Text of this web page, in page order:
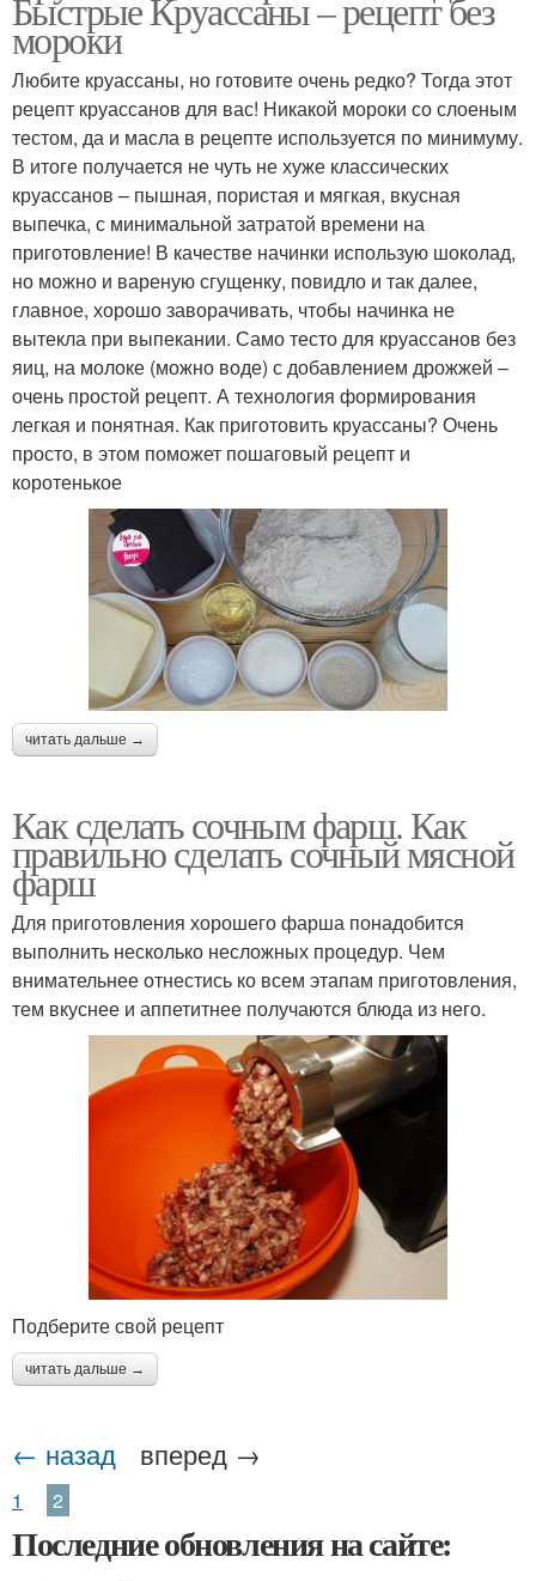
мороки
Любите круассаны, но готовите очень редко? Тогда этот
рецепт круассанов для вас! Никакой мороки со слоеным
тестом, да и масла в рецепте используется по минимуму.
В итоге получается не чуть не хуже классических
круассанов – пышная, пористая и мягкая, вкусная
выпечка, с минимальной затратой времени на
приготовление! В качестве начинки использую шоколад,
но можно и вареную сгущенку, повидло и так далее,
главное, хорошо заворачивать, чтобы начинка не
вытекла при выпекании. Само тесто для круассанов без
яиц, на молоке (можно воде) с добавлением дрожжей –
очень простой рецепт. А технология формирования
легкая и понятная. Как приготовить круассаны? Очень
просто, в этом поможет пошаговый рецепт и
коротенькое
читать дальше →
Как сделать сочным фарш. Как
правильно сделать сочный мясной
фарш
Для приготовления хорошего фарша понадобится
выполнить несколько несложных процедур. Чем
внимательнее отнестись ко всем этапам приготовления,
тем вкуснее и аппетитнее получаются блюда из него.
Подберите свой рецепт
читать дальше →
← назад вперед →
1 2
Последние обновления на сайте: